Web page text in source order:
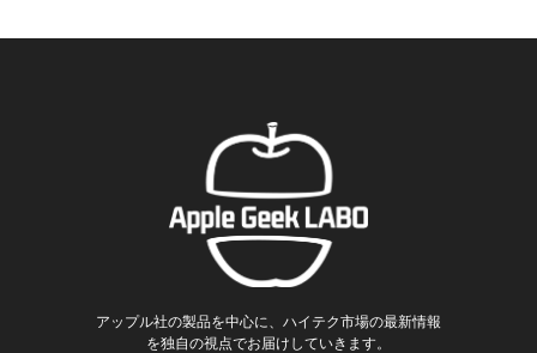
アップル社の製品を中心に、ハイテク市場の最新情報
を独自の視点でお届けしていきます。